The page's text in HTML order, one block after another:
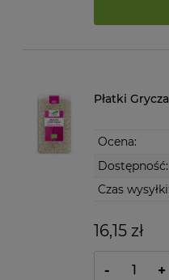
Płatki
Ocena:
Dostępność:
Czas wysyłki:
16,15 zł
- +